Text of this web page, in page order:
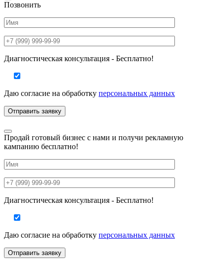
Позвонить
Диагностическая консультация - Бесплатно!
Даю согласие на обработку персональных данных
Продай готовый бизнес с нами и получи рекламную
кампанию бесплатно!
Диагностическая консультация - Бесплатно!
Даю согласие на обработку персональных данных